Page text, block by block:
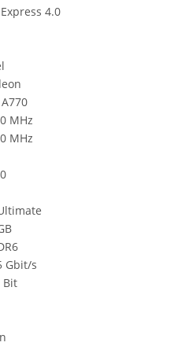
Express 4.0
MHz
MHz
Gbit/s
Bit